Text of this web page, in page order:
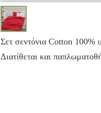
Σετ σεντόνια Cotton 100%
Διατίθεται και